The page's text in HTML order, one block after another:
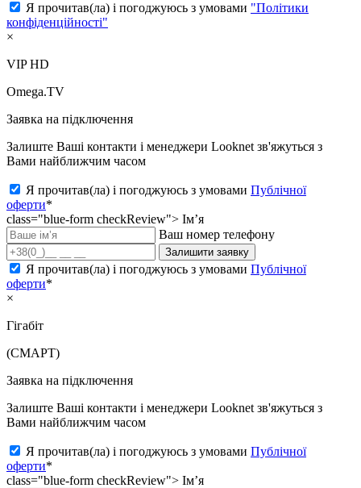
Я прочитав(ла) і погоджуюсь з умовами "Політики
конфіденційності"
×
VIP HD
Omega.TV
Заявка на підключення
Залиште Ваші контакти і менеджери Looknet зв'яжуться з
Вами найближчим часом
Я прочитав(ла) і погоджуюсь з умовами Публічної
оферти*
class="blue-form checkReview"> Ім’я
Ваш номер телефону
Залишити заявку
Я прочитав(ла) і погоджуюсь з умовами Публічної
оферти*
×
Гігабіт
(СМАРТ)
Заявка на підключення
Залиште Ваші контакти і менеджери Looknet зв'яжуться з
Вами найближчим часом
Я прочитав(ла) і погоджуюсь з умовами Публічної
оферти*
class="blue-form checkReview"> Ім’я